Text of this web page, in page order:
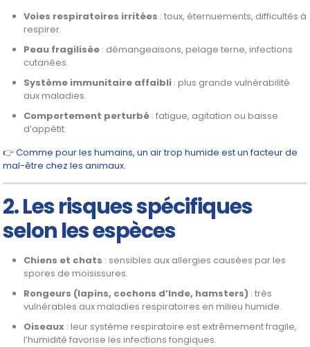
Voies respiratoires irritées : toux, éternuements, difficultés à
respirer.
Peau fragilisée : démangeaisons, pelage terne, infections
cutanées.
Système immunitaire affaibli : plus grande vulnérabilité
aux maladies.
Comportement perturbé : fatigue, agitation ou baisse
d’appétit.
👉 Comme pour les humains, un air trop humide est un facteur de
mal-être chez les animaux.
2. Les risques spécifiques
selon les espèces
Chiens et chats : sensibles aux allergies causées par les
spores de moisissures.
Rongeurs (lapins, cochons d’Inde, hamsters) : très
vulnérables aux maladies respiratoires en milieu humide.
Oiseaux : leur système respiratoire est extrêmement fragile,
l’humidité favorise les infections fongiques.